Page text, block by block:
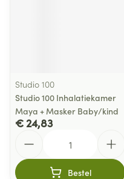
Studio 100
Studio 100 Inhalatiekamer
Maya + Masker Baby/kind
€ 24,83
Bestel